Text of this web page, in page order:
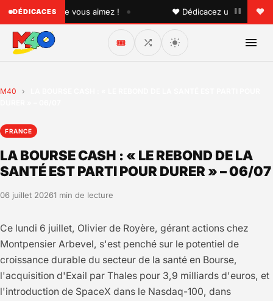
DÉDICACESque vous aimez ! • ♥ Dédicacez un titre à vos
🎟️
M40 ›
FRANCE
LA BOURSE CASH : « LE REBOND DE LA
SANTÉ EST PARTI POUR DURER » – 06/07
06 juillet 20261 min de lecture
Ce lundi 6 juillet, Olivier de Royère, gérant actions chez
Montpensier Arbevel, s'est penché sur le potentiel de
croissance durable du secteur de la santé en Bourse,
l'acquisition d'Exail par Thales pour 3,9 milliards d'euros, et
l'introduction de SpaceX dans le Nasdaq-100, dans